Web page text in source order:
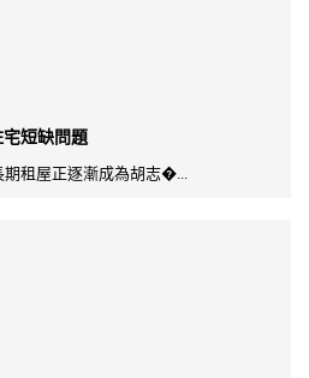
短缺問題
期租屋正逐漸成為胡志�...